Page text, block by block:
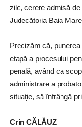
zile, cerere admisă
Judecătoria Baia
Precizăm că,
etapă a procesului
penală, având ca
administrare a
situaţie, să înfrângă
Crin CĂLĂUZ